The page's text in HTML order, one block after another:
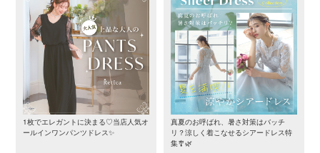
1枚でエレガントに決まる♡当店人気オ
ールインワンパンツドレス✨
真夏のお呼ばれ、暑さ対策はバッチ
リ？涼しく着こなせるシアードレス特
集🎐🌿